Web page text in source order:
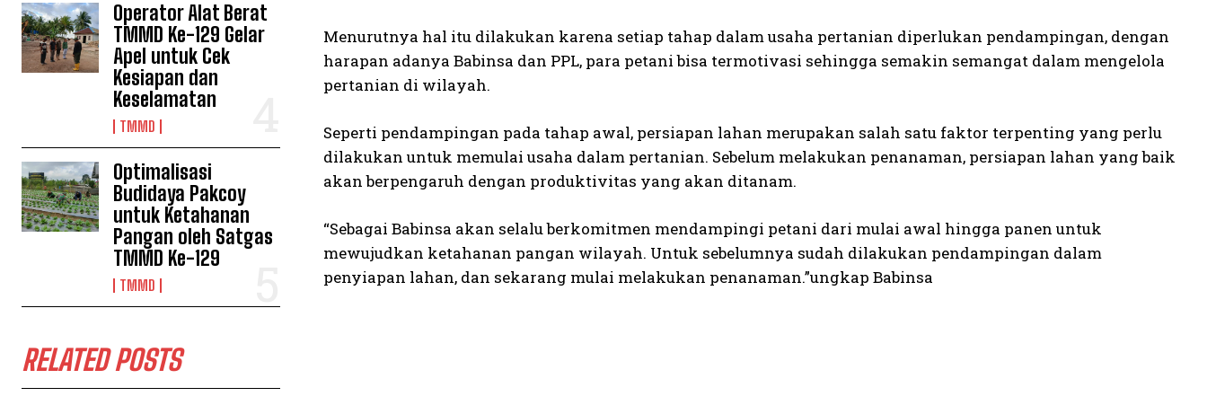
Operator Alat Berat
TMMD Ke-129 Gelar
Apel untuk Cek
Kesiapan dan
Keselamatan
TMMD
Optimalisasi
Budidaya Pakcoy
untuk Ketahanan
Pangan oleh Satgas
TMMD Ke-129
TMMD
RELATED POSTS
Menurutnya hal itu dilakukan karena setiap tahap dalam usaha pertanian diperlukan pendampingan, dengan
harapan adanya Babinsa dan PPL, para petani bisa termotivasi sehingga semakin semangat dalam mengelola
pertanian di wilayah.
Seperti pendampingan pada tahap awal, persiapan lahan merupakan salah satu faktor terpenting yang perlu
dilakukan untuk memulai usaha dalam pertanian. Sebelum melakukan penanaman, persiapan lahan yang baik
akan berpengaruh dengan produktivitas yang akan ditanam.
“Sebagai Babinsa akan selalu berkomitmen mendampingi petani dari mulai awal hingga panen untuk
mewujudkan ketahanan pangan wilayah. Untuk sebelumnya sudah dilakukan pendampingan dalam
penyiapan lahan, dan sekarang mulai melakukan penanaman.”ungkap Babinsa